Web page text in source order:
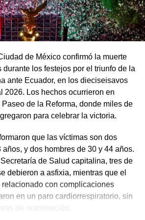
de México confirmó la muerte
durante los festejos por el triunfo de la
ante Ecuador, en los dieciseisavos
2026. Los hechos ocurrieron en
de la Reforma, donde miles de
para celebrar la victoria.
que las víctimas son dos
años, y dos hombres de 30 y 44 años.
de Salud capitalina, tres de
debieron a asfixia, mientras que el
con complicaciones
en un paro cardiorrespiratorio, sin
de reanimación.